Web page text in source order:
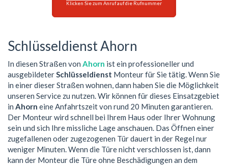
Klicken Sie zum Anruf auf die Rufnummer
Schlüsseldienst Ahorn
In diesen Straßen von Ahorn ist ein professioneller und
ausgebildeterSchlüsseldienst Monteur für Sie tätig. Wenn Sie
in einer dieser Straßen wohnen, dann haben Sie die Möglichkeit
unseren Service zu nutzen. Wir können für dieses Einsatzgebiet
in Ahorn eine Anfahrtszeit von rund 20 Minuten garantieren.
Der Monteur wird schnell bei Ihrem Haus oder Ihrer Wohnung
sein und sich Ihre missliche Lage anschauen. Das Öffnen einer
zugefallenen oder zugezogenen Tür dauert in der Regel nur
weniger Minuten. Wenn die Türe nicht verschlossen ist, dann
kann der Monteur die Türe ohne Beschädigungen an dem